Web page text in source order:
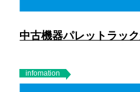
中古機器パレットラッ
infomation